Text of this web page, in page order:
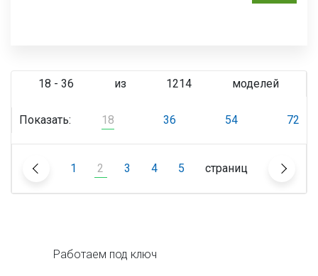
18 - 36 из 1214 моделей
Показать: 18 36 54 72
1 2 3 4 5 страниц
Работаем под ключ